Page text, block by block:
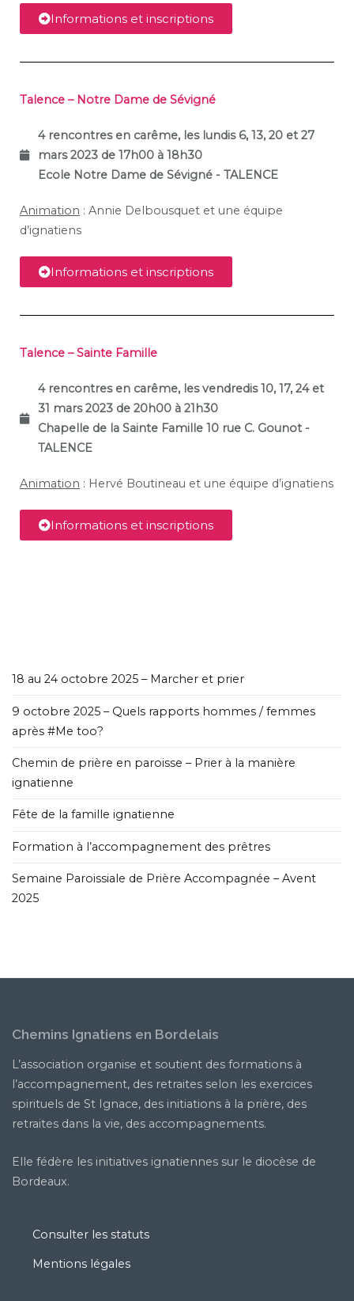
Informations et inscriptions
Talence – Notre Dame de Sévigné
4 rencontres en carême, les lundis 6, 13, 20 et 27
mars 2023 de 17h00 à 18h30
Ecole Notre Dame de Sévigné- TALENCE
Animation : Annie Delbousquet et une équipe
d’ignatiens
Informations et inscriptions
Talence – Sainte Famille
4 rencontres en carême, les vendredis 10, 17, 24 et
31 mars 2023 de 20h00 à 21h30
Chapelle de la Sainte Famille 10 rue C. Gounot -
TALENCE
Animation : Hervé Boutineau et une équipe d’ignatiens
Informations et inscriptions
18 au 24 octobre 2025 – Marcher et prier
9 octobre 2025 – Quels rapports hommes / femmes
après #Me too?
Chemin de prière en paroisse – Prier à la manière
ignatienne
Fête de la famille ignatienne
Formation à l’accompagnement des prêtres
Semaine Paroissiale de Prière Accompagnée – Avent
2025
Chemins Ignatiens en Bordelais
L’association organise et soutient des formations à
l’accompagnement, des retraites selon les exercices
spirituels de St Ignace, des initiations à la prière, des
retraites dans la vie, des accompagnements.
Elle fédère les initiatives ignatiennes sur le diocèse de
Bordeaux.
Consulter les statuts
Mentions légales